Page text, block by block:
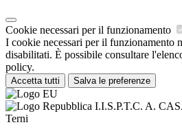
Cookie necessari per il funzionamento
I cookie necessari per il funzionamento
disabilitati. È possibile consultare
policy.
Accetta tutti Salva le preferenze
I.I.S.P.T.C. A.
Terni